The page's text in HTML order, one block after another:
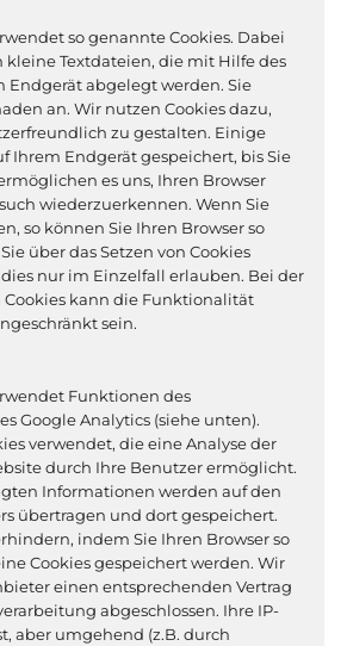
so genannte Cookies. Dabei
kleine Textdateien, die mit Hilfe des
Endgerät abgelegt werden. Sie
an. Wir nutzen Cookies dazu,
zu gestalten. Einige
Ihrem Endgerät gespeichert, bis Sie
es uns, Ihren Browser
wiederzuerkennen. Wenn Sie
so können Sie Ihren Browser so
über das Setzen von Cookies
nur im Einzelfall erlauben. Bei der
kann die Funktionalität
sein.
Funktionen des
Google Analytics (siehe unten).
verwendet, die eine Analyse der
durch Ihre Benutzer ermöglicht.
Informationen werden auf den
übertragen und dort gespeichert.
indem Sie Ihren Browser so
Cookies gespeichert werden. Wir
einen entsprechenden Vertrag
abgeschlossen. Ihre IP-
aber umgehend (z.B. durch